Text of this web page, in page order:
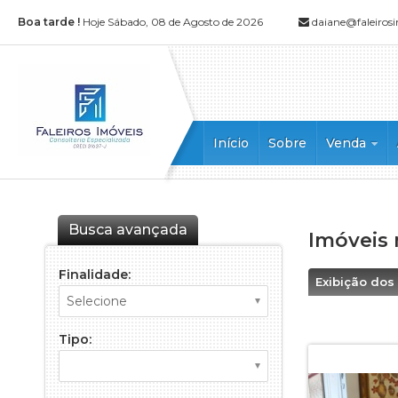
Boa tarde ! Hoje Sábado, 08 de Agosto de 2026
Início Sobre Venda
Apartamento
Casa
Casa em
Chácara
Flat
Imóveis
Exibição
Busca avançada
Finalidade:
Tipo: